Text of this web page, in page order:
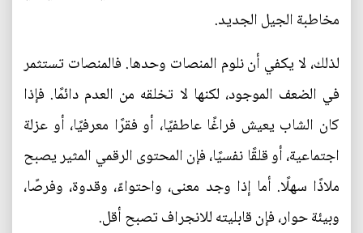
مخاطبة الجيل الجديد.
لذلك، لا يكفي أن نلوم المنصات وحدها. فالمنصات تستثمر
في الضعف الموجود، لكنها لا تخلقه من العدم دائمًا. فإذا
كان الشاب يعيش فراغًا عاطفيًا، أو فقرًا معرفيًا، أو عزلة
اجتماعية، أو قلقًا نفسيًا، فإن المحتوى الرقمي المثير يصبح
ملاذًا سهلًا. أما إذا وجد معنى، واحتواءً، وقدوة، وفرصًا،
وبيئة حوار، فإن قابليته للانجراف تصبح أقل.